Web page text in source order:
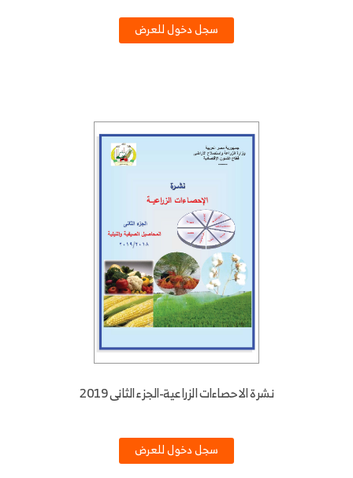
سجل دخول للعرض
نشرة الاحصاءات الزراعية-الجزء الثانى 2019
سجل دخول للعرض